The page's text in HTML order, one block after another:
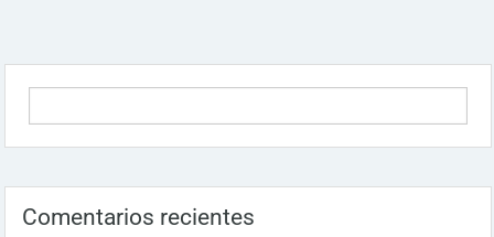
Comentarios recientes